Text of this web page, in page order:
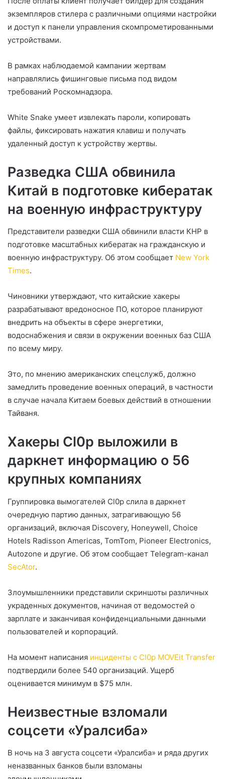
экземпляров стилера с различными опциями настройки
и доступ к панели управления скомпрометированными
устройствами.
В рамках наблюдаемой кампании жертвам
направлялись фишинговые письма под видом
требований Роскомнадзора.
White Snake умеет извлекать пароли, копировать
файлы, фиксировать нажатия клавиш и получать
удаленный доступ к устройству жертвы.
Разведка США обвинила
Китай в подготовке кибератак
на военную инфраструктуру
Представители разведки США обвинили власти КНР в
подготовке масштабных кибератак на гражданскую и
военную инфраструктуру. Об этом сообщает New York
Times.
Чиновники утверждают, что китайcкие хакеры
разрабатывают вредоносное ПО, которое планируют
внедрить на объекты в сфере энергетики,
водоснабжения и связи в окружении военных баз США
по всему миру.
Это, по мнению американских спецслужб, должно
замедлить проведение военных операций, в частности
в случае начала Китаем боевых действий в отношении
Тайваня.
Хакеры Cl0p выложили в
даркнет информацию о 56
крупных компаниях
Группировка вымогателей Сl0p слила в даркнет
очередную партию данных, затрагивающую 56
организаций, включая Discovery, Honeywell, Choice
Hotels Radisson Americas, TomTom, Pioneer Electronics,
Autozone и другие. Об этом сообщает Telegram-канал
SecAtor.
Злоумышленники представили скриншоты различных
украденных документов, начиная от ведомостей о
зарплате и заканчивая конфиденциальными данными
пользователей и корпораций.
На момент написания инциденты с Cl0p MOVEit Transfer
подтвердили более 540 организаций. Ущерб
оценивается минимум в $75 млн.
Неизвестные взломали
соцсети «Уралсиба»
В ночь на 3 августа соцсети «Уралсиба» и ряда других
неназванных банков были взломаны